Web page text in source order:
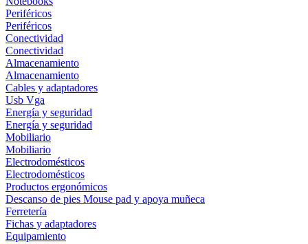
Periféricos
Periféricos
Conectividad
Conectividad
Almacenamiento
Almacenamiento
Cables y adaptadores
Usb Vga
Energía y seguridad
Energía y seguridad
Mobiliario
Mobiliario
Electrodomésticos
Electrodomésticos
Productos ergonómicos
Descanso de pies Mouse pad y apoya muñeca
Ferretería
Fichas y adaptadores
Equipamiento